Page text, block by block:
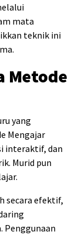
mata
teknik ini
Metode
yang
Mengajar
interaktif, dan
Murid pun
secara efektif,
Penggunaan